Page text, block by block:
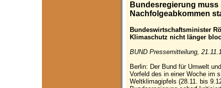
Bundesregierung
Nachfolgeabkommen
Bundeswirtschaftsminister
Klimaschutz nicht länger
BUND Pressemitteilung,
Berlin: Der Bund für Umwelt
Vorfeld des in einer Woche im
Weltklimagipfels (28.11. bis